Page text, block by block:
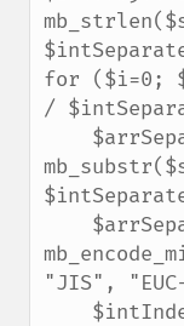
for ($i=0;
/
"JIS",